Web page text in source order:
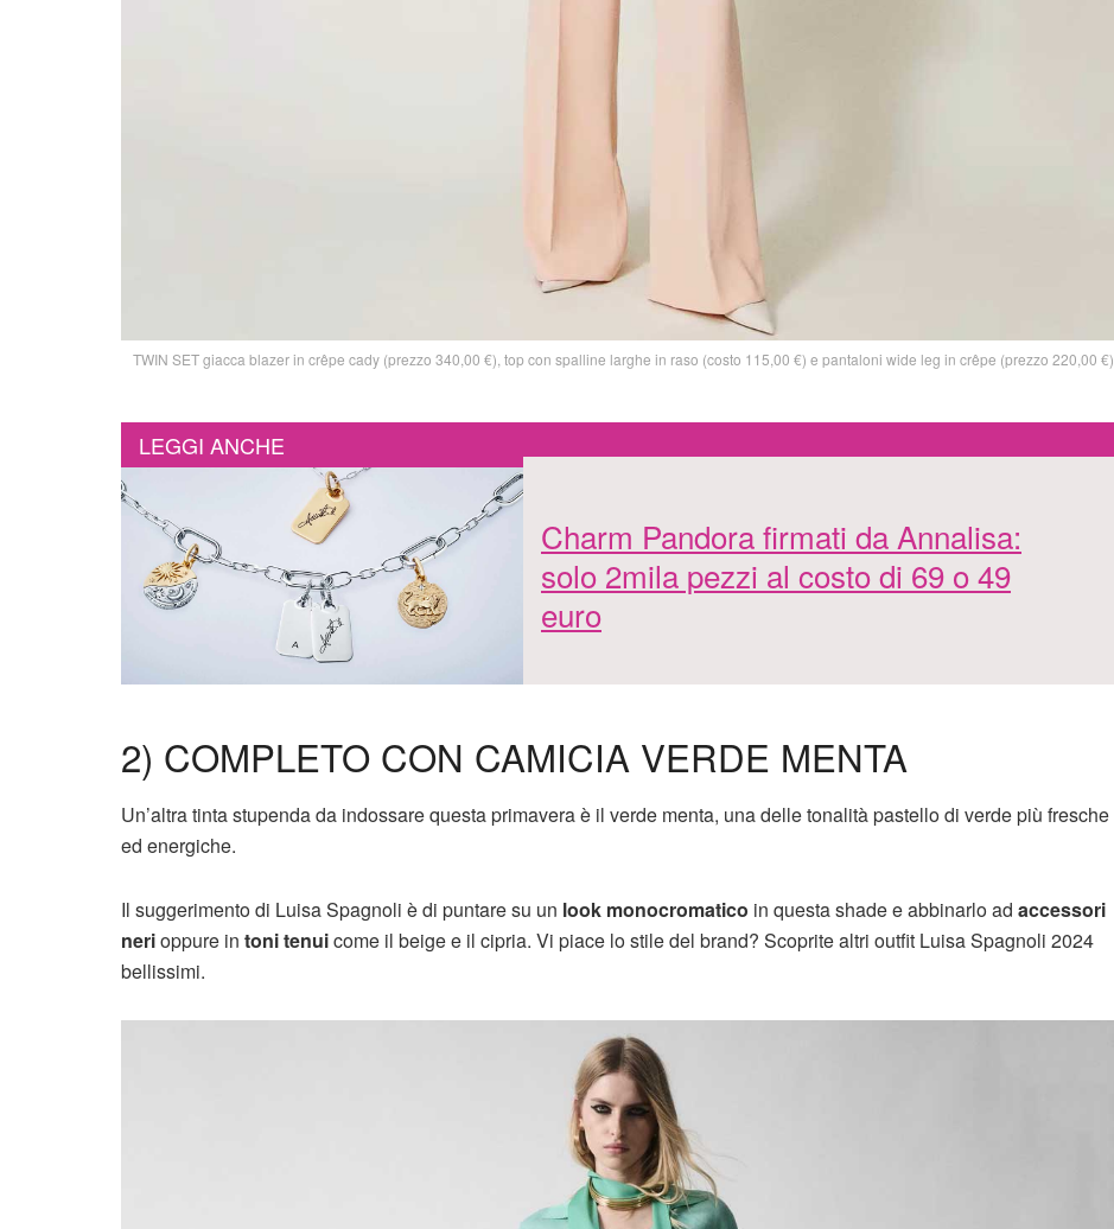
TWIN SET giacca blazer in crêpe cady (prezzo 340,00 €), top con spalline larghe in raso (costo 115,00 €) e pantaloni wide leg in crêpe (prezzo 220,00 €)
LEGGI ANCHE
Charm Pandora firmati da Annalisa:
solo 2mila pezzi al costo di 69 o 49
euro
2) COMPLETO CON CAMICIA VERDE MENTA
Un’altra tinta stupenda da indossare questa primavera è il verde menta, una delle tonalità pastello di verde più fresche
ed energiche.
Il suggerimento di Luisa Spagnoli è di puntare su un look monocromatico in questa shade e abbinarlo ad accessori
nerioppure in toni tenuicome il beige e il cipria. Vi piace lo stile del brand? Scoprite altri outfit Luisa Spagnoli 2024
bellissimi.